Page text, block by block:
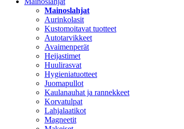
Mainoslahjat
Aurinkolasit
Kustomoitavat tuotteet
Autotarvikkeet
Avaimenperät
Heijastimet
Huulirasvat
Hygieniatuotteet
Juomapullot
Kaulanauhat ja rannekkeet
Korvatulpat
Lahjalaatikot
Magneetit